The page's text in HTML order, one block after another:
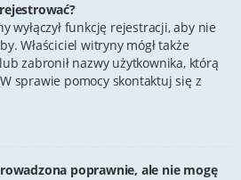
wyłączył funkcję rejestracji, aby nie
Właściciel witryny mógł także
zabronił nazwy użytkownika, którą
sprawie pomocy skontaktuj się z
poprawnie, ale nie mogę